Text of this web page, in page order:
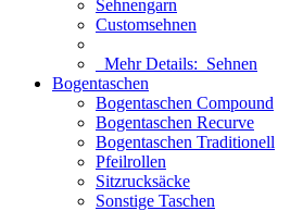
Sehnengarn
Customsehnen
Mehr Details: Sehnen
Bogentaschen
Bogentaschen Compound
Bogentaschen Recurve
Bogentaschen Traditionell
Pfeilrollen
Sitzrucksäcke
Sonstige Taschen